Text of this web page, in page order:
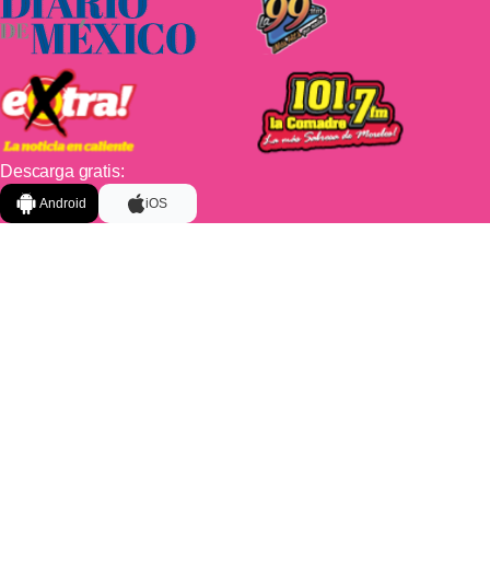
Descarga gratis:
Android iOS